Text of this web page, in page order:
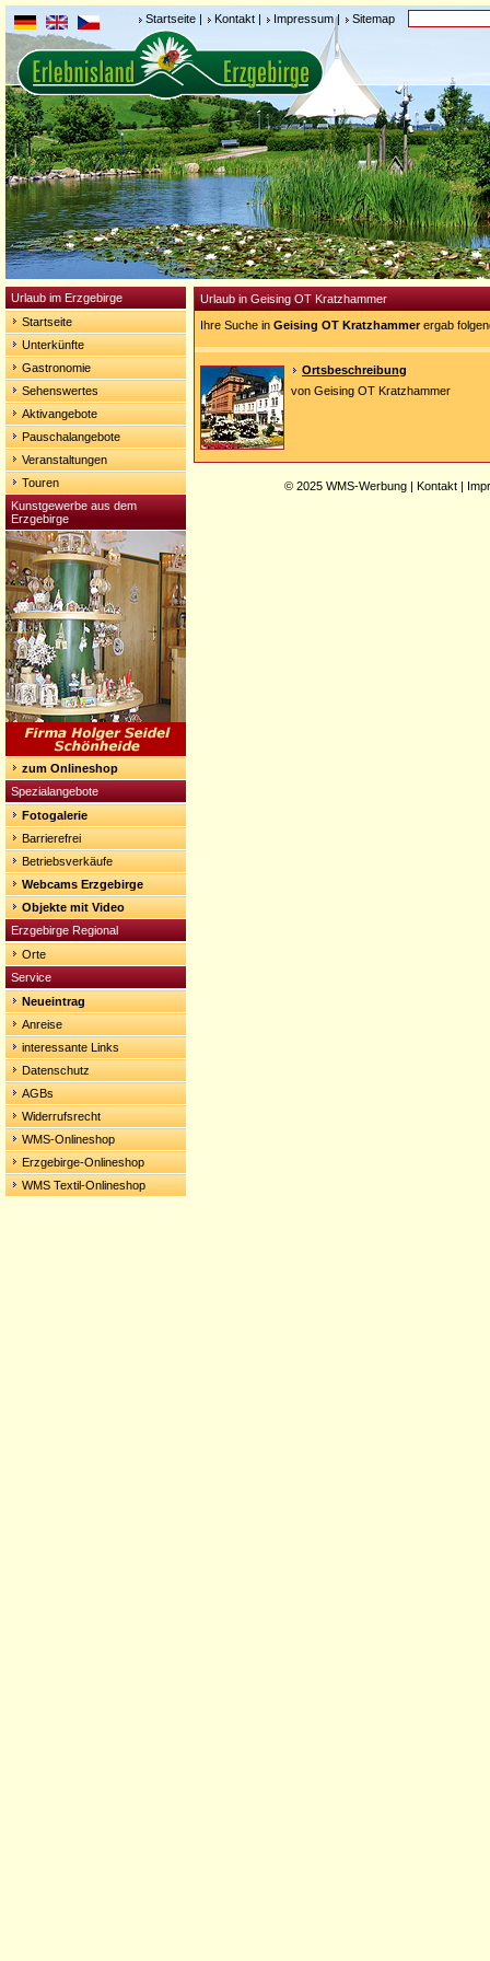
Startseite | Kontakt | Impressum| Sitemap
Urlaub im Erzgebirge
Startseite
Unterkünfte
Gastronomie
Sehenswertes
Aktivangebote
Pauschalangebote
Veranstaltungen
Touren
Kunstgewerbe aus dem
Erzgebirge
zum Onlineshop
Spezialangebote
Fotogalerie
Barrierefrei
Betriebsverkäufe
Webcams Erzgebirge
Objekte mit Video
Erzgebirge Regional
Orte
Service
Neueintrag
Anreise
interessante Links
Datenschutz
AGBs
Widerrufsrecht
WMS-Onlineshop
Erzgebirge-Onlineshop
WMS Textil-Onlineshop
Urlaub in Geising OT Kratzhammer
Ihre Suche in Geising OT Kratzhammerergab
Ortsbeschreibung
von Geising OT Kratzhammer
© 2025 WMS-Werbung | Kontakt |